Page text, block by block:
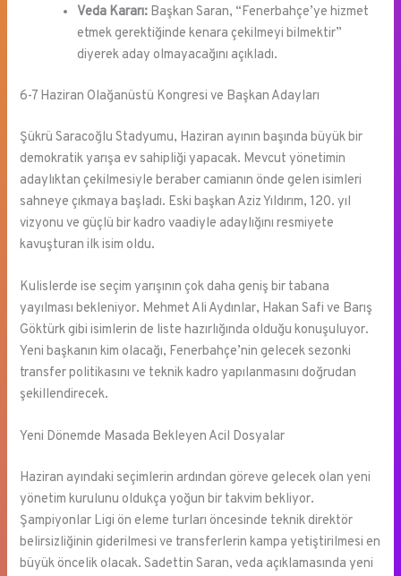
Veda Kararı: Başkan Saran, “Fenerbahçe’ye hizmet
etmek gerektiğinde kenara çekilmeyi bilmektir”
diyerek aday olmayacağını açıkladı.
6-7 Haziran Olağanüstü Kongresi ve Başkan Adayları
Şükrü Saracoğlu Stadyumu, Haziran ayının başında büyük bir
demokratik yarışa ev sahipliği yapacak. Mevcut yönetimin
adaylıktan çekilmesiyle beraber camianın önde gelen isimleri
sahneye çıkmaya başladı. Eski başkan Aziz Yıldırım, 120. yıl
vizyonu ve güçlü bir kadro vaadiyle adaylığını resmiyete
kavuşturan ilk isim oldu.
Kulislerde ise seçim yarışının çok daha geniş bir tabana
yayılması bekleniyor. Mehmet Ali Aydınlar, Hakan Safi ve Barış
Göktürk gibi isimlerin de liste hazırlığında olduğu konuşuluyor.
Yeni başkanın kim olacağı, Fenerbahçe’nin gelecek sezonki
transfer politikasını ve teknik kadro yapılanmasını doğrudan
şekillendirecek.
Yeni Dönemde Masada Bekleyen Acil Dosyalar
Haziran ayındaki seçimlerin ardından göreve gelecek olan yeni
yönetim kurulunu oldukça yoğun bir takvim bekliyor.
Şampiyonlar Ligi ön eleme turları öncesinde teknik direktör
belirsizliğinin giderilmesi ve transferlerin kampa yetiştirilmesi en
büyük öncelik olacak. Sadettin Saran, veda açıklamasında yeni